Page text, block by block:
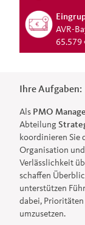
AVR-
65.579
Ihre Aufgaben:
Als PMO
Abteilung
koordinieren Sie
Organisation
Verlässlichkeit
schaffen
unterstützen
dabei,
umzusetzen.